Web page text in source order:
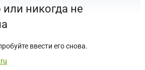
или никогда не
ввести его снова.